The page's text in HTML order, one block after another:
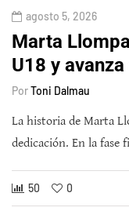
agosto 5, 2026
Marta
U18 y
PorToni Dalmau
La historia de Marta
dedicación. En la fase
50 0